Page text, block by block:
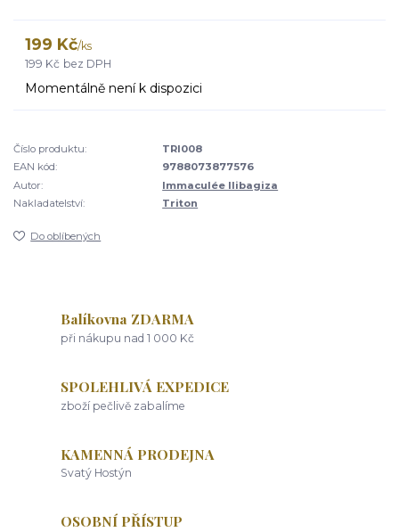
199 Kč/ks
199 Kč bez DPH
Momentálně není k dispozici
Číslo produktu:
TRI008
EAN kód:
9788073877576
Autor:
Immaculée Ilibagiza
Nakladatelství:
Triton
Do oblíbených
Balíkovna ZDARMA
při nákupu nad 1 000 Kč
SPOLEHLIVÁ EXPEDICE
zboží pečlivě zabalíme
KAMENNÁ PRODEJNA
Svatý Hostýn
OSOBNÍ PŘÍSTUP